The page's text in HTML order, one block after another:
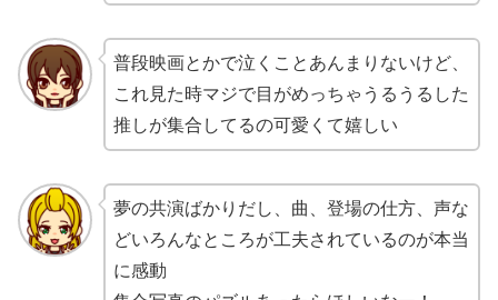
普段映画とかで泣くことあんまりないけど、
これ見た時マジで目がめっちゃうるうるした
推しが集合してるの可愛くて嬉しい
夢の共演ばかりだし、曲、登場の仕方、声な
どいろんなところが工夫されているのが本当
に感動